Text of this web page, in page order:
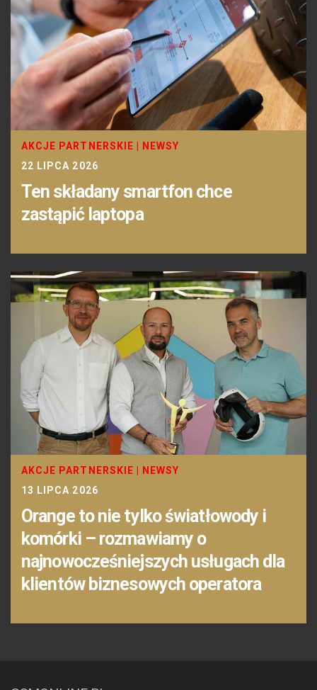
AKCJE PARTNERSKIE
NEWSY
22 LIPCA 2026
Ten składany smartfon chce
zastąpić laptopa
AKCJE PARTNERSKIE
NEWSY
13 LIPCA 2026
Orange to nie tylko światłowody i
komórki – rozmawiamy o
najnowocześniejszych usługach dla
klientów biznesowych operatora